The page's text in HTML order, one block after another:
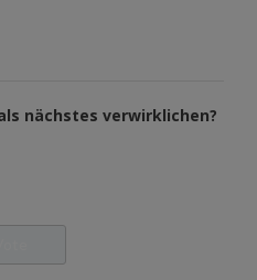
nächstes verwirklichen?